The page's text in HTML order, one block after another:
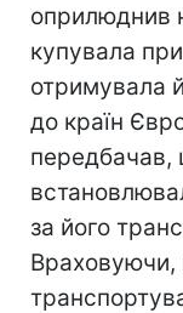
оприлюднив
купувала
отримувала
до країн
передбачав,
за його
Враховуючи,